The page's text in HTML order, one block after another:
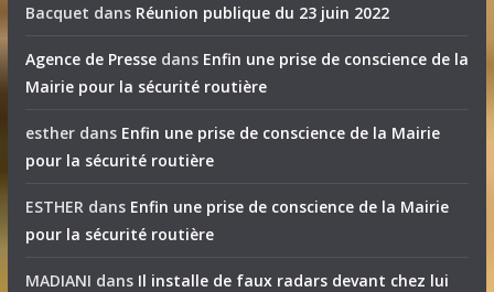
Bacquet dans Réunion publique du 23 juin 2022
Agence de Pressedans Enfin une prise de conscience de la
Mairie pour la sécurité routière
estherdans Enfin une prise de conscience de la Mairie
pour la sécurité routière
ESTHERdans Enfin une prise de conscience de la Mairie
pour la sécurité routière
MADIANI dans Il installe de faux radars devant chez lui